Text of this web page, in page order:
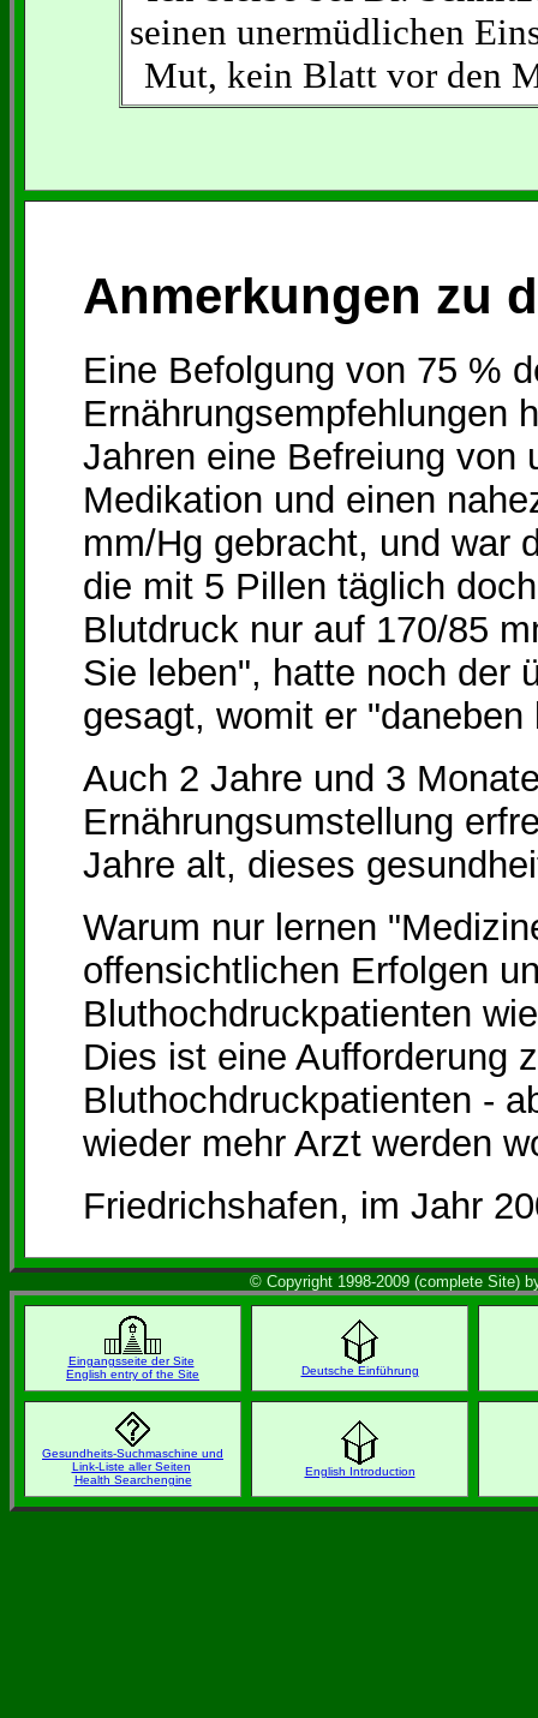
seinen unermüdlichen
Mut, kein Blatt vor den
Anmerkungen zu
Eine Befolgung von 75 %
Ernährungsempfehlungen
Jahren eine Befreiung von
Medikation und einen
mm/Hg gebracht, und war
die mit 5 Pillen täglich
Blutdruck nur auf 170/85
Sie leben", hatte noch der
gesagt, womit er "daneben
Auch 2 Jahre und 3
Ernährungsumstellung
Jahre alt, dieses
Warum nur lernen
offensichtlichen Erfolgen
Bluthochdruckpatienten
Dies ist eine Aufforderung
Bluthochdruckpatienten -
wieder mehr Arzt werden
Friedrichshafen, im Jahr
© Copyright 1998-2009 (complete Site)
Eingangsseite der Site
English entry of the Site
Deutsche Einführung
Gesundheits-Suchmaschine und
Link-Liste aller Seiten
Health Searchengine
English Introduction